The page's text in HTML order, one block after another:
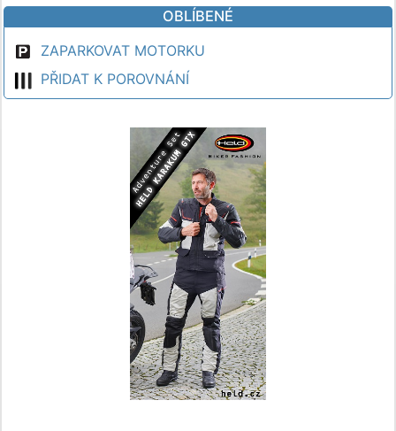
OBLÍBENÉ
ZAPARKOVAT MOTORKU
PŘIDAT K POROVNÁNÍ